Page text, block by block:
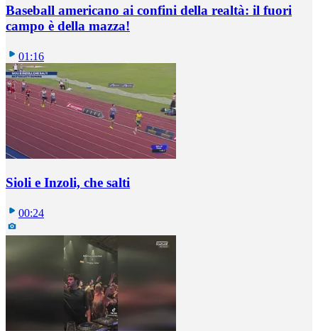
Baseball americano ai confini della realtà: il fuori
campo è della mazza!
01:16
Sioli e Inzoli, che salti
00:24